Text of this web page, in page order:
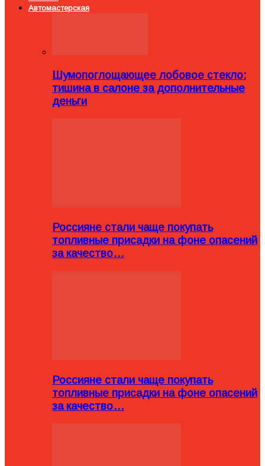
Автомастерская
Шумопоглощающее лобовое стекло:
тишина в салоне за дополнительные
деньги
Россияне стали чаще покупать
топливные присадки на фоне опасений
за качество…
Россияне стали чаще покупать
топливные присадки на фоне опасений
за качество…